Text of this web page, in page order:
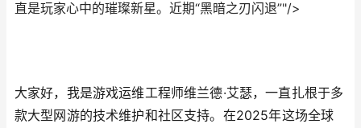
直是玩家心中的璀璨新星。近期“黑暗之刃闪退”"/>
大家好，我是游戏运维工程师维兰德·艾瑟，一直扎根于多
款大型网游的技术维护和社区支持。在2025年这场全球